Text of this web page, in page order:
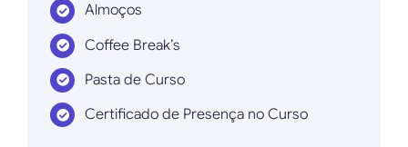
Almoços
Coffee Break’s
Pasta de Curso
Certificado de Presença no Curso